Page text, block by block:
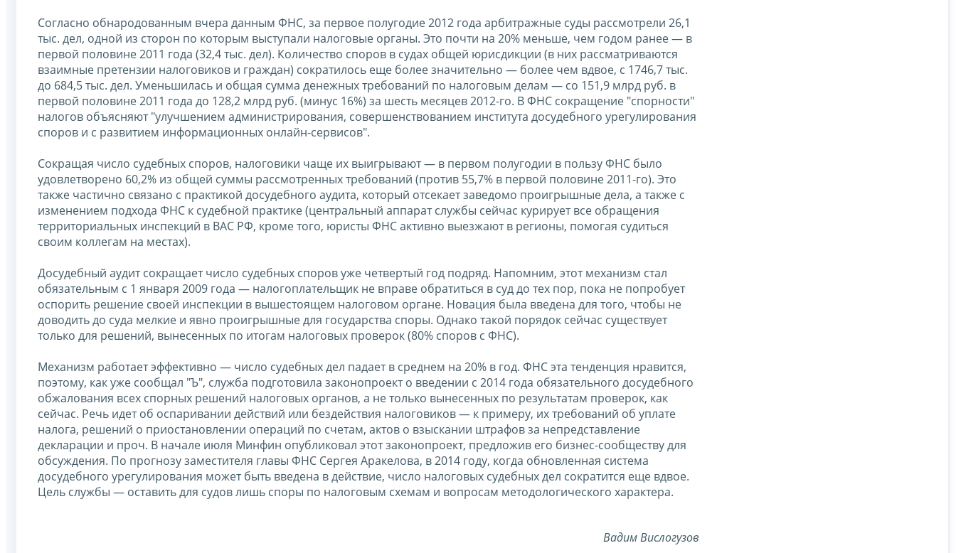
Согласно обнародованным вчера данным ФНС, за первое полугодие 2012 года арбитражные суды рассмотрели 26,1
тыс. дел, одной из сторон по которым выступали налоговые органы. Это почти на 20% меньше, чем годом ранее — в
первой половине 2011 года (32,4 тыс. дел). Количество споров в судах общей юрисдикции (в них рассматриваются
взаимные претензии налоговиков и граждан) сократилось еще более значительно — более чем вдвое, с 1746,7 тыс.
до 684,5 тыс. дел. Уменьшилась и общая сумма денежных требований по налоговым делам — со 151,9 млрд руб. в
первой половине 2011 года до 128,2 млрд руб. (минус 16%) за шесть месяцев 2012-го. В ФНС сокращение "спорности"
налогов объясняют "улучшением администрирования, совершенствованием института досудебного урегулирования
споров и с развитием информационных онлайн-сервисов".
Сокращая число судебных споров, налоговики чаще их выигрывают — в первом полугодии в пользу ФНС было
удовлетворено 60,2% из общей суммы рассмотренных требований (против 55,7% в первой половине 2011-го). Это
также частично связано с практикой досудебного аудита, который отсекает заведомо проигрышные дела, а также с
изменением подхода ФНС к судебной практике (центральный аппарат службы сейчас курирует все обращения
территориальных инспекций в ВАС РФ, кроме того, юристы ФНС активно выезжают в регионы, помогая судиться
своим коллегам на местах).
Досудебный аудит сокращает число судебных споров уже четвертый год подряд. Напомним, этот механизм стал
обязательным с 1 января 2009 года — налогоплательщик не вправе обратиться в суд до тех пор, пока не попробует
оспорить решение своей инспекции в вышестоящем налоговом органе. Новация была введена для того, чтобы не
доводить до суда мелкие и явно проигрышные для государства споры. Однако такой порядок сейчас существует
только для решений, вынесенных по итогам налоговых проверок (80% споров с ФНС).
Механизм работает эффективно — число судебных дел падает в среднем на 20% в год. ФНС эта тенденция нравится,
поэтому, как уже сообщал "Ъ", служба подготовила законопроект о введении с 2014 года обязательного досудебного
обжалования всех спорных решений налоговых органов, а не только вынесенных по результатам проверок, как
сейчас. Речь идет об оспаривании действий или бездействия налоговиков — к примеру, их требований об уплате
налога, решений о приостановлении операций по счетам, актов о взыскании штрафов за непредставление
декларации и проч. В начале июля Минфин опубликовал этот законопроект, предложив его бизнес-сообществу для
обсуждения. По прогнозу заместителя главы ФНС Сергея Аракелова, в 2014 году, когда обновленная система
досудебного урегулирования может быть введена в действие, число налоговых судебных дел сократится еще вдвое.
Цель службы — оставить для судов лишь споры по налоговым схемам и вопросам методологического характера.
Вадим Вислогузов